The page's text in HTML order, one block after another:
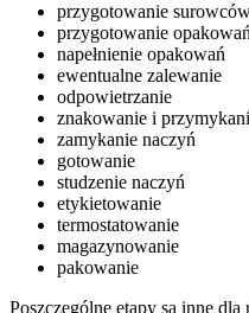
przygotowanie
przygotowanie opakowań
napełnienie opakowań
ewentualne zalewanie
odpowietrzanie
znakowanie i
zamykanie naczyń
gotowanie
studzenie naczyń
etykietowanie
termostatowanie
magazynowanie
pakowanie
Poszczególne etapy są inne